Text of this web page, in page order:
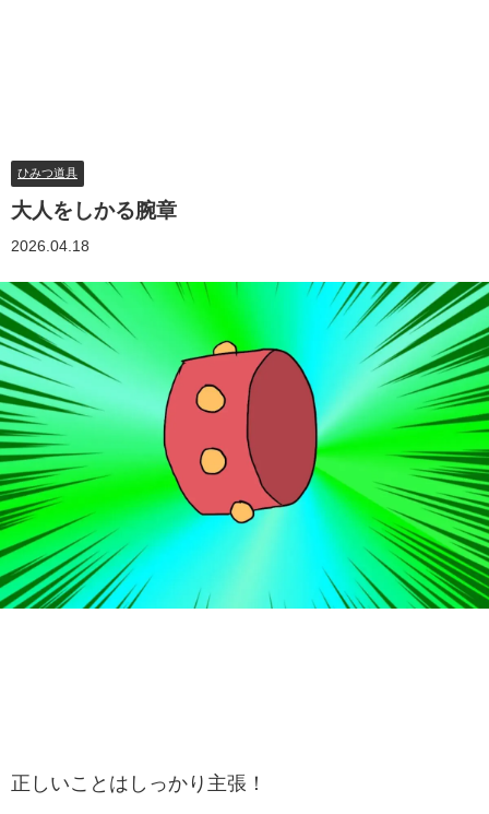
ひみつ道具
大人をしかる腕章
2026.04.18
正しいことはしっかり主張！